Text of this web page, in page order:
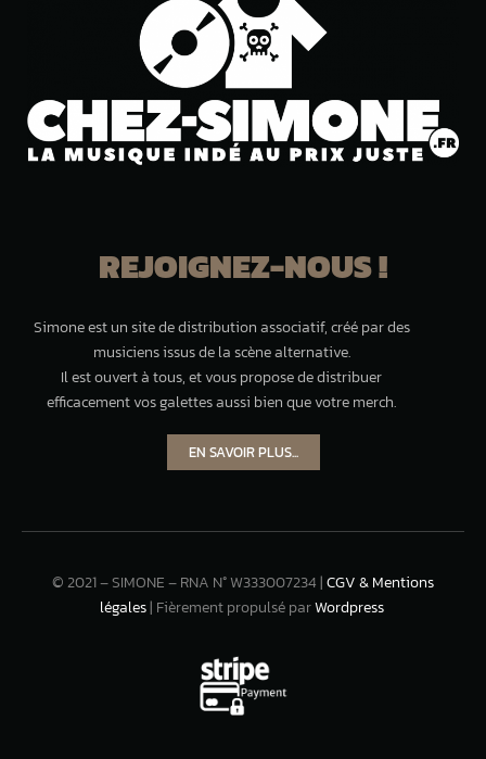
REJOIGNEZ-NOUS !
Simone est un site de distribution associatif, créé par des
musiciens issus de la scène alternative.
Il est ouvert à tous, et vous propose de distribuer
efficacement vos galettes aussi bien que votre merch.
EN SAVOIR PLUS...
© 2021 – SIMONE – RNA N° W333007234 |CGV & Mentions
légales| Fièrement propulsé parWordpress